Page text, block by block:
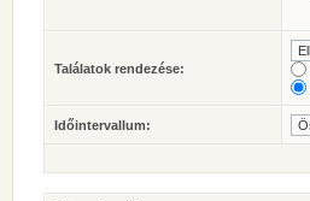
Találatok rendezése:
Időintervallum: